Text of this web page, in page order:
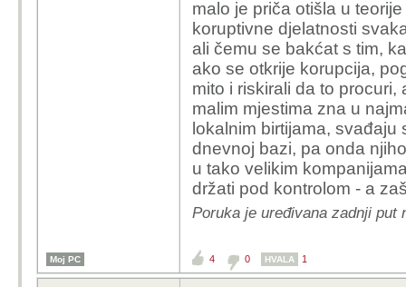
malo je priča otišla u
koruptivne djelatnosti
ali čemu se bakćat s tim,
ako se otkrije korupcija,
mito i riskirali da to
malim mjestima zna u
lokalnim birtijama,
dnevnoj bazi, pa onda
u tako velikim
držati pod kontrolom - a
Poruka je uređivana zadnji put
Moj PC 4 0 HVALA 1